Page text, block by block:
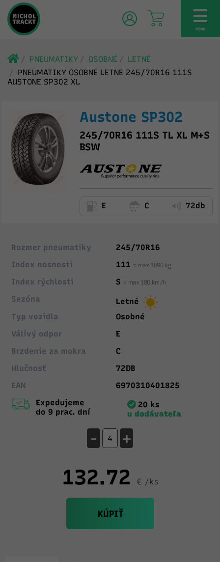
MENU
PNEUMATIKY OSOBNÉ
LETNÉ
PNEUMATIKY OSOBNE LETNE 245/70R16 111S
AUSTONE SP302 XL
Austone SP302
245/70R16 111S TL XL M+S
BSW
E C 72db
Rozmer pneumatiky
245/70R16
Index nosnosti
111 = max 1090 kg
Index rýchlosti S = max 180 km/h
Sezóna
Letné
Typ vozidla
Osobné
Válivý odpor
E
Brzdenie za mokra
C
Hlučnosť
72DB
EAN
6970310401825
Expedujeme
do 9 prac. dní
20 ks
u dodávateľa
- +
132.72 € /ks
KÚPIŤ